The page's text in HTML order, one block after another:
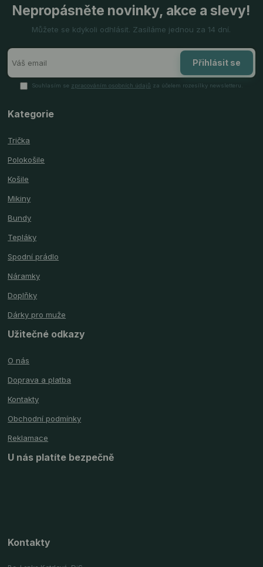
Nepropásněte novinky, akce a slevy!
Můžete se kdykoli odhlásit. Zasíláme jednou za 14 dní.
Přihlásit se
Souhlasím se zpracováním osobních údajů za účelem rozesílky newsletteru.
Kategorie
Trička
Polokošile
Košile
Mikiny
Bundy
Tepláky
Spodní prádlo
Náramky
Doplňky
Dárky pro muže
Užitečné odkazy
O nás
Doprava a platba
Kontakty
Obchodní podmínky
Reklamace
U nás platíte bezpečně
Kontakty